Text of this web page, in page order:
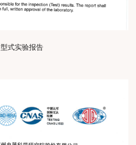
型式实验报告